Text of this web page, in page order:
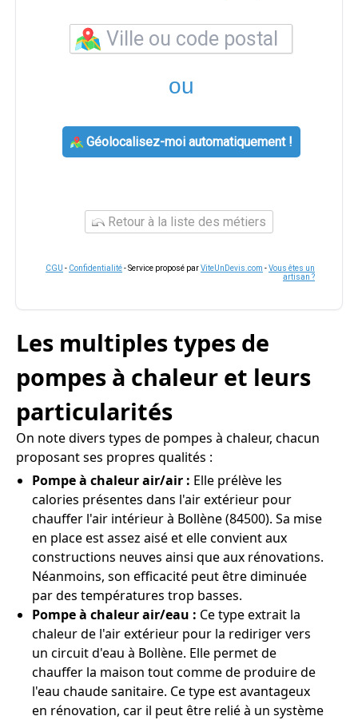
ou
Géolocalisez-moi automatiquement !
Retour à la liste des métiers
CGU - Confidentialité- Service proposé parViteUnDevis.com -Vous êtes un
artisan ?
Les multiples types de
pompes à chaleur et leurs
particularités
On note divers types de pompes à chaleur, chacun
proposant ses propres qualités :
Pompe à chaleur air/air : Elle prélève les
calories présentes dans l'air extérieur pour
chauffer l'air intérieur à Bollène (84500). Sa mise
en place est assez aisé et elle convient aux
constructions neuves ainsi que aux rénovations.
Néanmoins, son efficacité peut être diminuée
par des températures trop basses.
Pompe à chaleur air/eau : Ce type extrait la
chaleur de l'air extérieur pour la rediriger vers
un circuit d'eau à Bollène. Elle permet de
chauffer la maison tout comme de produire de
l'eau chaude sanitaire. Ce type est avantageux
en rénovation, car il peut être relié à un système